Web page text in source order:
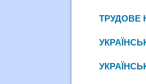
ТРУДОВЕ